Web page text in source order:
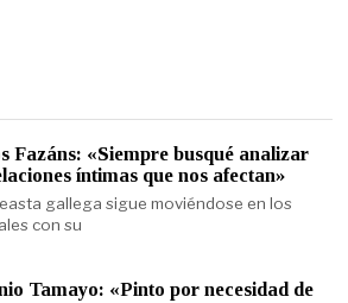
Fazáns: «Siempre busqué analizar
íntimas que nos afectan»
gallega sigue moviéndose en los
con su
Tamayo: «Pinto por necesidad de